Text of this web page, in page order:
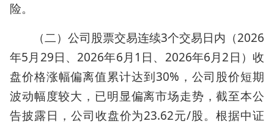
险。
（二）公司股票交易连续3个交易日内（2026
年5月29日、2026年6月1日、2026年6月2日）收
盘价格涨幅偏离值累计达到30%，公司股价短期
波动幅度较大，已明显偏离市场走势，截至本公
告披露日，公司收盘价为23.62元/股。根据中证